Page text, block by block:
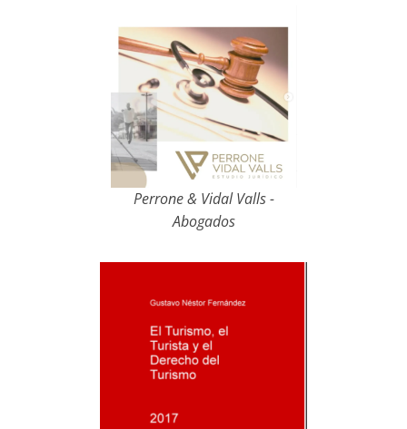
Perrone & Vidal Valls -
Abogados